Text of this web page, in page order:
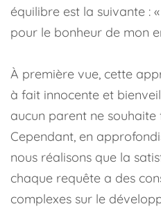
équilibre est la suivante :
pour le bonheur de mon
À première vue, cette
à fait innocente et
aucun parent ne
Cependant, en
nous réalisons que la
chaque requête a des
complexes sur le